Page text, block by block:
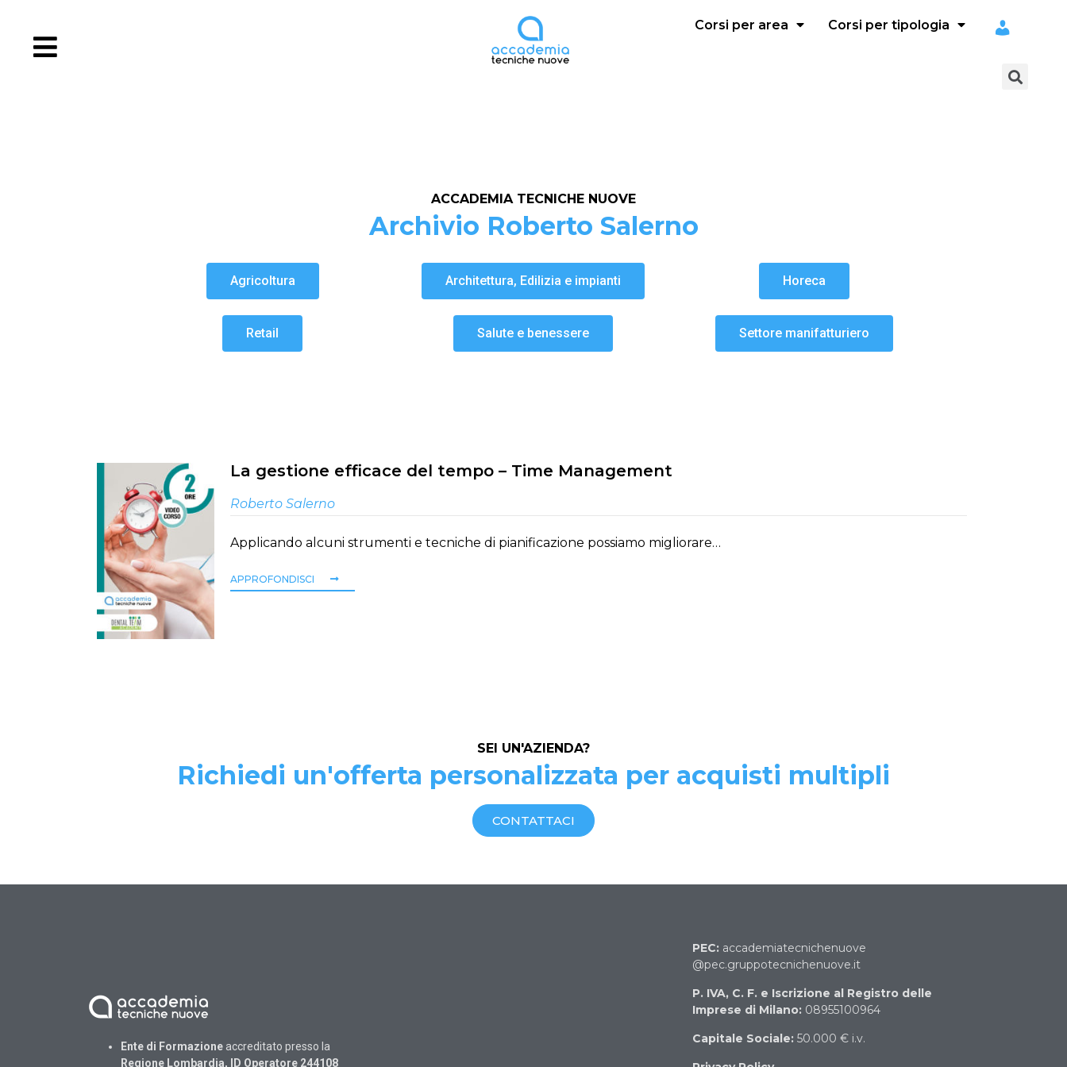
Corsi per area Corsi per tipologia
ACCADEMIA TECNICHE NUOVE
Archivio Roberto Salerno
Agricoltura Architettura, Edilizia e impianti Horeca
Retail Salute e benessere Settore manifatturiero
La gestione efficace del tempo – Time Management
Roberto Salerno
Applicando alcuni strumenti e tecniche di pianificazione possiamo migliorare…
APPROFONDISCI
SEI UN'AZIENDA?
Richiedi un'offerta personalizzata per acquisti multipli
CONTATTACI
Ente di Formazione accreditato presso la
Regione Lombardia, ID Operatore 244108
PEC:accademiatecnichenuove
@pec.gruppotecnichenuove.it
P. IVA, C. F. e Iscrizione al Registro delle
Imprese di Milano:08955100964
Capitale Sociale:50.000 € i.v.